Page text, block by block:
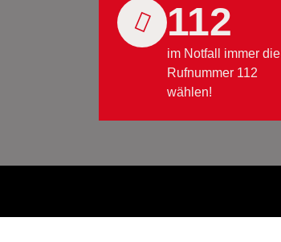
112
im Notfall immer die
Rufnummer 112
wählen!